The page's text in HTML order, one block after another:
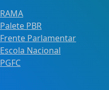
RAMA
Palete PBR
Frente Parlamentar
Escola Nacional
PGFC